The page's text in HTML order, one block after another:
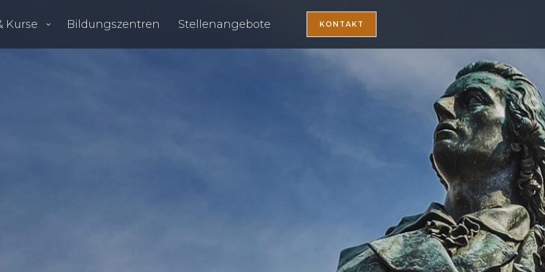
Kurse Bil­dungs­zen­tren Stel­len­an­ge­bo­te KONTAKT